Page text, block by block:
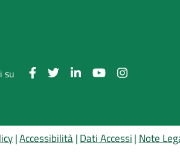
su
Accessibilità Dati Accessi Note